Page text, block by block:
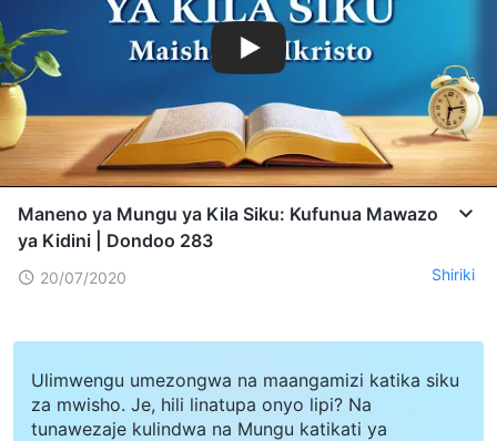
Maneno ya Mungu ya Kila Siku: Kufunua Mawazo
ya Kidini | Dondoo 283
20/07/2020 Shiriki
Ulimwengu umezongwa na maangamizi katika siku
za mwisho. Je, hili linatupa onyo lipi? Na
tunawezaje kulindwa na Mungu katikati ya